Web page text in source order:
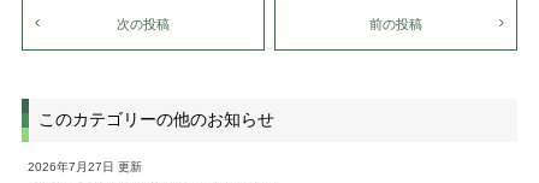
次の投稿 前の投稿
このカテゴリーの他のお知らせ
2026年7月27日 更新